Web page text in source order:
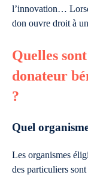
l’innovation…
don ouvre droit à
Quelles
donateur
?
Quel
Les organismes
des particuliers